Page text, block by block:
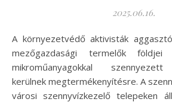
2025.06.16.
A környezetvédő aktivisták aggasztónak tartják, hogy a
mezőgazdasági termelők földjei
mikroműanyagokkal szennyezett
kerülnek megtermékenyítésre. A
városi szennyvízkezelő telepeken